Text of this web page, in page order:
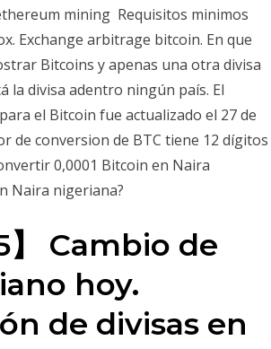
mining Requisitos minimos
Exchange arbitrage bitcoin. En que
Bitcoins y apenas una otra divisa
la divisa adentro ningún país. El
el Bitcoin fue actualizado el 27 de
de conversion de BTC tiene 12 dígitos
0,0001 Bitcoin en Naira
Naira nigeriana?
】 Cambio de
hoy.
de divisas en